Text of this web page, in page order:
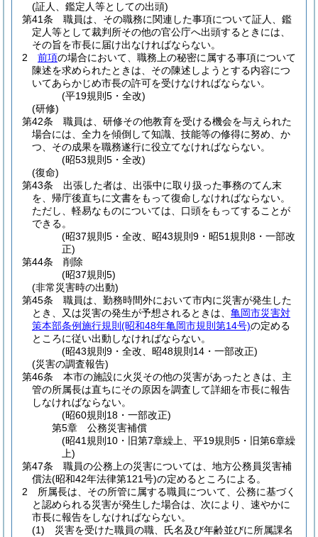
(証人、鑑定人等としての出頭)
第41条
職員は、その職務に関連した事項について証人、鑑
定人等として裁判所その他の官公庁へ出頭するときには、
その旨を市長に届け出なければならない。
2
前項の場合において、職務上の秘密に属する事項について
陳述を求められたときは、その陳述しようとする内容につ
いてあらかじめ市長の許可を受けなければならない。
(平19規則5・全改)
(研修)
第42条
職員は、研修その他教育を受ける機会を与えられた
場合には、全力を傾倒して知識、技能等の修得に努め、か
つ、その成果を職務遂行に役立てなければならない。
(昭53規則5・全改)
(復命)
第43条
出張した者は、出張中に取り扱った事務のてん末
を、帰庁後直ちに文書をもって復命しなければならない。
ただし、軽易なものについては、口頭をもってすることが
できる。
(昭37規則5・全改、昭43規則9・昭51規則8・一部改
正)
第44条
削除
(昭37規則5)
(非常災害時の出動)
第45条
職員は、勤務時間外において市内に災害が発生した
とき、又は災害の発生が予想されるときは、 亀岡市災害対
策本部条例施行規則 (昭和48年亀岡市規則第14号)の定める
ところに従い出動しなければならない。
(昭43規則9・全改、昭48規則14・一部改正)
(災害の調査報告)
第46条
本市の施設に火災その他の災害があったときは、主
管の所属長は直ちにその原因を調査して詳細を市長に報告
しなければならない。
(昭60規則18・一部改正)
第5章
公務災害補償
(昭41規則10・旧第7章繰上、平19規則5・旧第6章繰
上)
第47条
職員の公務上の災害については、地方公務員災害補
償法(昭和42年法律第121号)の定めるところによる。
2
所属長は、その所管に属する職員について、公務に基づく
と認められる災害が発生した場合は、次により、速やかに
市長に報告をしなければならない。
(1)
災害を受けた職員の職、氏名及び年齢並びに所属課名